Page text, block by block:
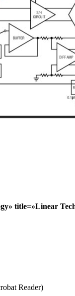
title=»Linear
Reader)